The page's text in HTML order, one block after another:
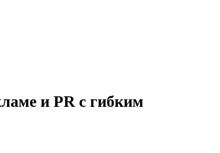
и PR с гибким